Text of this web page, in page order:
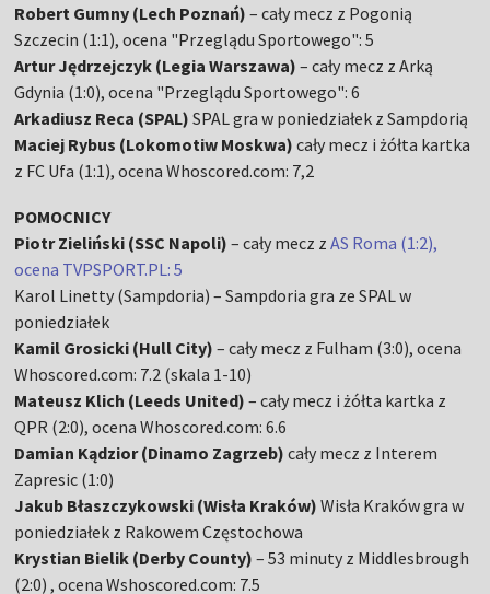
Robert Gumny (Lech Poznań) – cały mecz z Pogonią
Szczecin (1:1), ocena "Przeglądu Sportowego": 5
Artur Jędrzejczyk (Legia Warszawa) – cały mecz z Arką
Gdynia (1:0), ocena "Przeglądu Sportowego": 6
Arkadiusz Reca (SPAL) SPAL gra w poniedziałek z Sampdorią
Maciej Rybus (Lokomotiw Moskwa) cały mecz i żółta kartka
z FC Ufa (1:1), ocena Whoscored.com: 7,2
POMOCNICY
Piotr Zieliński (SSC Napoli) – cały mecz zAS Roma (1:2),
ocena TVPSPORT.PL: 5
Karol Linetty (Sampdoria) – Sampdoria gra ze SPAL w
poniedziałek
Kamil Grosicki (Hull City) – cały mecz z Fulham (3:0), ocena
Whoscored.com: 7.2 (skala 1-10)
Mateusz Klich (Leeds United) – cały mecz i żółta kartka z
QPR (2:0), ocena Whoscored.com: 6.6
Damian Kądzior (Dinamo Zagrzeb) cały mecz z Interem
Zapresic (1:0)
Jakub Błaszczykowski (Wisła Kraków) Wisła Kraków gra w
poniedziałek z Rakowem Częstochowa
Krystian Bielik (Derby County) – 53 minuty z Middlesbrough
(2:0) , ocena Wshoscored.com: 7.5